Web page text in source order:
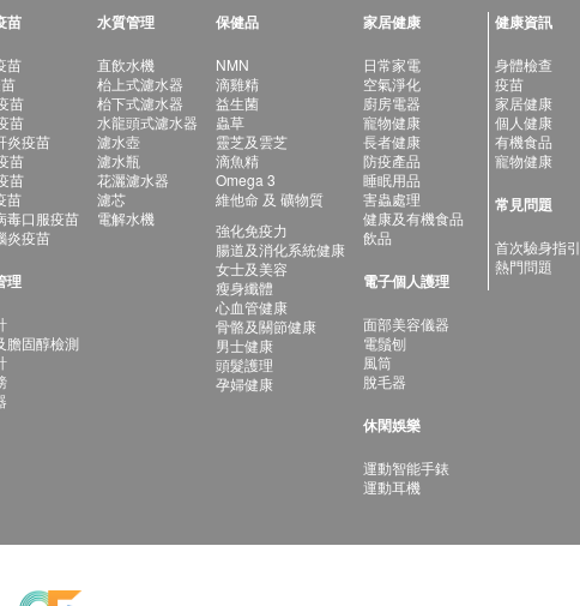
苗
苗
苗
苗
炎疫苗
苗
苗
苗
毒口服疫苗
炎疫苗
理
膽固醇檢測
水質管理
直飲水機
枱上式濾水器
枱下式濾水器
水龍頭式濾水器
濾水壺
濾水瓶
花灑濾水器
濾芯
電解水機
保健品
NMN
滴雞精
益生菌
蟲草
靈芝及雲芝
滴魚精
Omega 3
維他命 及 礦物質
強化免疫力
腸道及消化系統健康
女士及美容
瘦身纖體
心血管健康
骨骼及關節健康
男士健康
頭髮護理
孕婦健康
家居健康
日常家電
空氣淨化
廚房電器
寵物健康
長者健康
防疫產品
睡眠用品
害蟲處理
健康及有機食品
飲品
電子個人護理
面部美容儀器
電鬚刨
風筒
脫毛器
休閑娛樂
運動智能手錶
運動耳機
健康資訊
身體檢查
疫苗
家居健康
個人健康
有機食品
寵物健康
常見問題
首次驗身指引
熱門問題